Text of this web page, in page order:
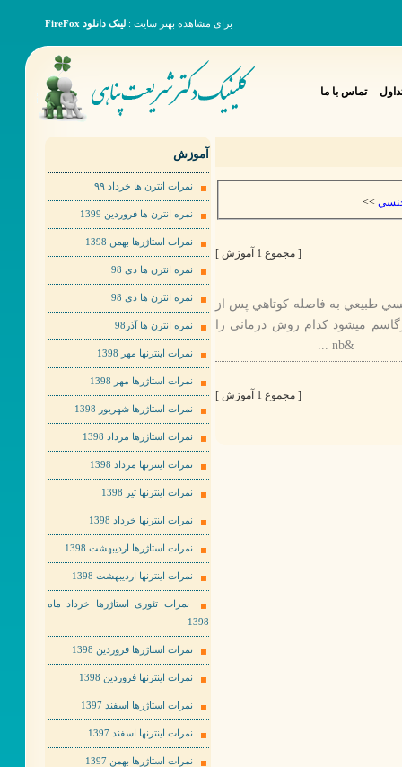
برای مشاهده بهتر سایت : لینک دانلود FireFox
تماس با ما
جنسي >>
[ مجموع 1 آموزش ]
جنسي طبيعي به فاصله كوتاهي پس از
ميشود كدام روش درماني را
[ مجموع 1 آموزش ]
آموزش
نمرات انترن ها خرداد ٩٩
نمره انترن ها فروردین 1399
نمرات استاژرها بهمن 1398
نمره انترن ها دی 98
نمره انترن ها دی 98
نمره انترن ها آذر98
نمرات اینترنها مهر 1398
نمرات استاژرها مهر 1398
نمرات استاژرها شهریور 1398
نمرات استاژرها مرداد 1398
نمرات اینترنها مرداد 1398
نمرات اینترنها تیر 1398
نمرات اینترنها خرداد 1398
نمرات استاژرها اردیبهشت 1398
نمرات اینترنها اردیبهشت 1398
نمرات تئوری استاژرها خرداد ماه
1398
نمرات استاژرها فروردین 1398
نمرات اینترنها فروردین 1398
نمرات استاژرها اسفند 1397
نمرات اینترنها اسفند 1397
نمرات استاژرها بهمن 1397